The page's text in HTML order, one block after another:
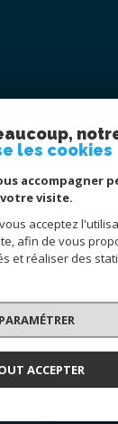
Christelle
réservés
par
les cookies
accompagner
votre visite.
acceptez
afin de vous
et réaliser des
PARAMÉTRER
ACCEPTER